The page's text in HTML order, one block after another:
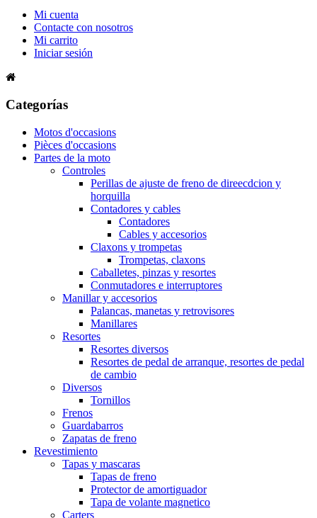
Mi cuenta
Contacte con nosotros
Mi carrito
Iniciar sesión
Categorías
Motos d'occasions
Pièces d'occasions
Partes de la moto
Controles
Perillas de ajuste de freno de direecdcion y
horquilla
Contadores y cables
Contadores
Cables y accesorios
Claxons y trompetas
Trompetas, claxons
Caballetes, pinzas y resortes
Conmutadores e interruptores
Manillar y accesorios
Palancas, manetas y retrovisores
Manillares
Resortes
Resortes diversos
Resortes de pedal de arranque, resortes de pedal
de cambio
Diversos
Tornillos
Frenos
Guardabarros
Zapatas de freno
Revestimiento
Tapas y mascaras
Tapas de freno
Protector de amortiguador
Tapa de volante magnetico
Carters